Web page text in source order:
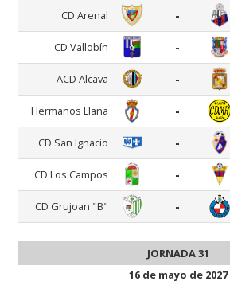
CD Arenal -
CD Vallobín -
ACD Alcava -
Hermanos Llana -
CD San Ignacio -
CD Los Campos -
CD Grujoan "B" -
JORNADA 31
16 de mayo de 2027